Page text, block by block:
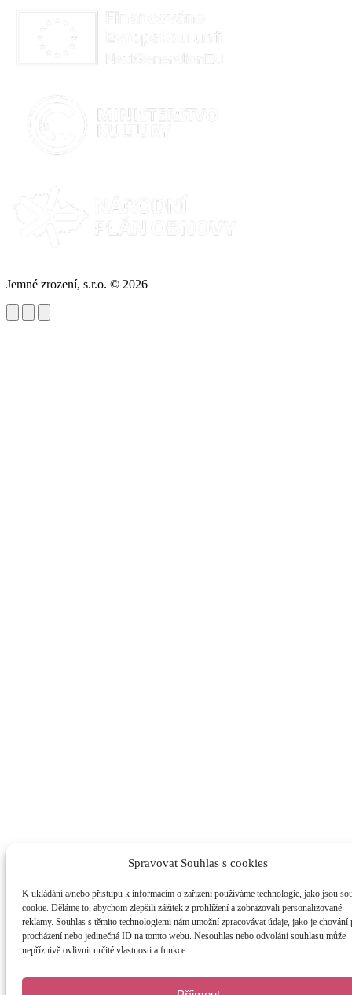
Spravovat Souhlas s cookies
K ukládání a/nebo přístupu k informacím o zařízení používáme technologie, jako jsou
cookie. Děláme to, abychom zlepšili zážitek z prohlížení a zobrazovali personalizované
reklamy. Souhlas s těmito technologiemi nám umožní zpracovávat údaje, jako je chování
procházení nebo jedinečná ID na tomto webu. Nesouhlas nebo odvolání souhlasu může
nepříznivě ovlivnit určité vlastnosti a funkce.
Jemné zrození, s.r.o. © 2026